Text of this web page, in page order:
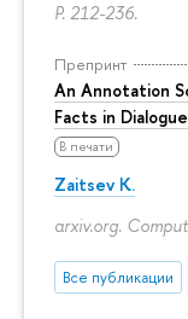
P. 212-236.
Препринт
An Annotation
Facts in Dialogue
В печати
Zaitsev K.
arxiv.org.
Все публикации